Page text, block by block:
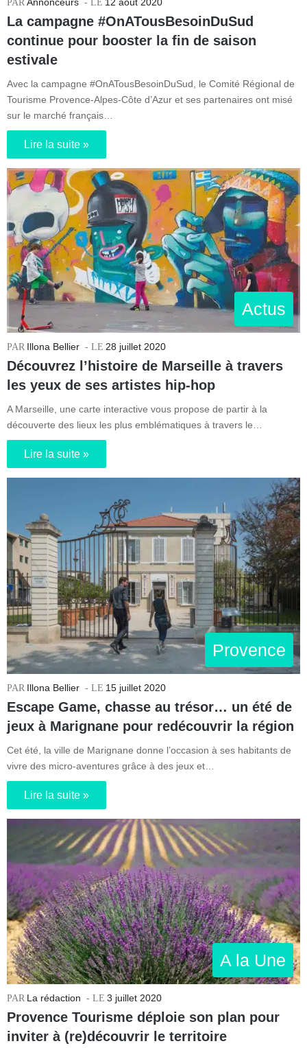
La campagne #OnATousBesoinDuSud
continue pour booster la fin de saison
estivale
Avec la campagne #OnATousBesoinDuSud, le Comité Régional de
Tourisme Provence-Alpes-Côte d’Azur et ses partenaires ont misé
sur le marché français…
Lire la suite »
Actus
Illona Bellier 28 juillet 2020
Découvrez l’histoire de Marseille à travers
les yeux de ses artistes hip-hop
A Marseille, une carte interactive vous propose de partir à la
découverte des lieux les plus emblématiques à travers le…
Lire la suite »
Provence
Illona Bellier 15 juillet 2020
Escape Game, chasse au trésor… un été de
jeux à Marignane pour redécouvrir la région
Cet été, la ville de Marignane donne l’occasion à ses habitants de
vivre des micro-aventures grâce à des jeux et…
Lire la suite »
A la Une
La rédaction 3 juillet 2020
Provence Tourisme déploie son plan pour
inviter à (re)découvrir le territoire